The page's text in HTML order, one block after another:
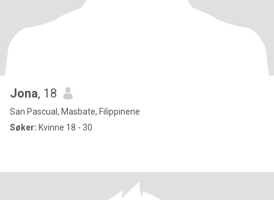
Jona, 18
San Pascual, Masbate, Filippinene
Søker: Kvinne 18 - 30